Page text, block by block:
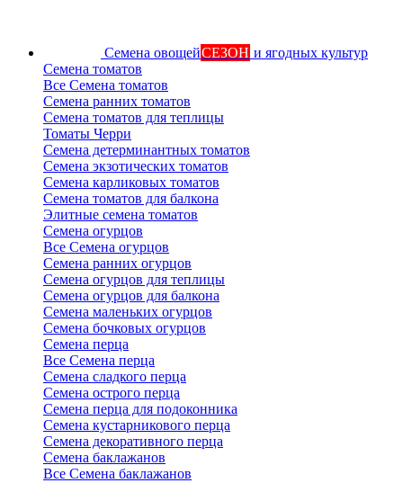
Семена овощейСЕЗОН и ягодных культур
Семена томатов
Все Семена томатов
Семена ранних томатов
Семена томатов для теплицы
Томаты Черри
Семена детерминантных томатов
Семена экзотических томатов
Семена карликовых томатов
Семена томатов для балкона
Элитные семена томатов
Семена огурцов
Все Семена огурцов
Семена ранних огурцов
Семена огурцов для теплицы
Семена огурцов для балкона
Семена маленьких огурцов
Семена бочковых огурцов
Семена перца
Все Семена перца
Семена сладкого перца
Семена острого перца
Семена перца для подоконника
Семена кустарникового перца
Семена декоративного перца
Семена баклажанов
Все Семена баклажанов